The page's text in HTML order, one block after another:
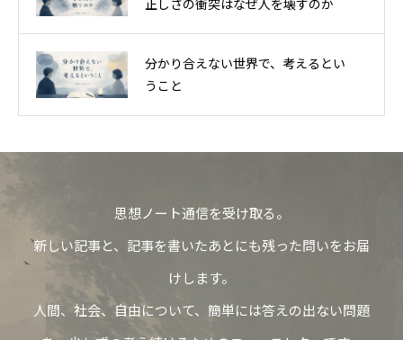
分かり合えない世界で、考えるとい
うこと
思想ノート通信を受け取る。
新しい記事と、記事を書いたあとにも残った問いをお届
けします。
人間、社会、自由について、簡単には答えの出ない問題